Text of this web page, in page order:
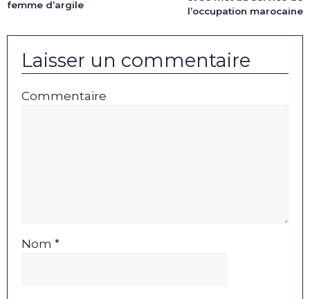
femme d’argile
l’occupation marocaine
Laisser un commentaire
Commentaire
Nom *